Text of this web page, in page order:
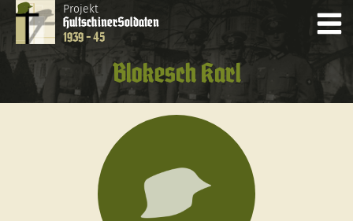
Projekt
HultschinerSoldaten
1939 - 45
Blokesch Karl